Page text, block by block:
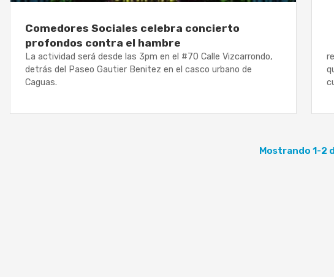
Comedores Sociales celebra concierto
profondos contra el hambre
La actividad será desde las 3pm en el #70 Calle Vizcarrondo,
detrás del Paseo Gautier Benitez en el casco urbano de
Caguas.
Mostrando 1-2